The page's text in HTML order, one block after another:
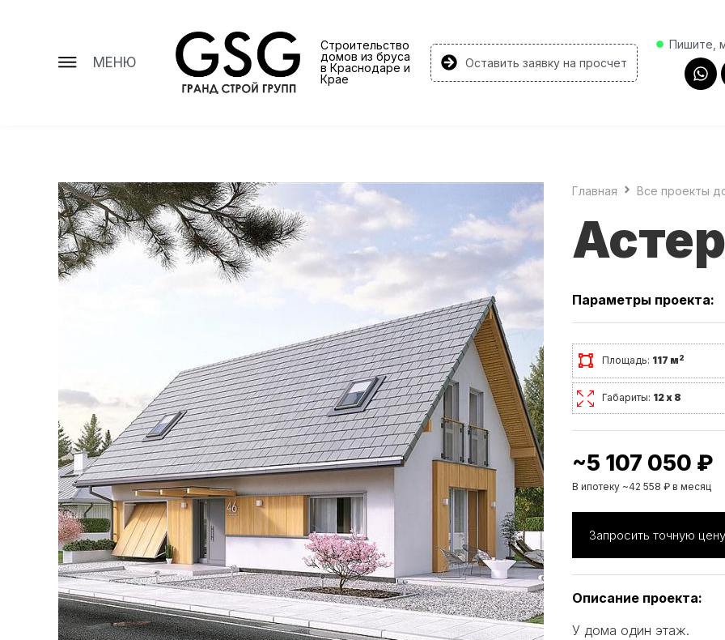
МЕНЮ
Строительство
домов из бруса
в Краснодаре и
Крае
Оставить заявку на просчет
Пишите,
Главная Все проекты
Параметры проекта:
Площадь: 117 м2
Габариты: 12 х 8
~5 107 050 ₽
В ипотеку ~42 558 ₽ в месяц
Запросить точную цену
Описание проекта:
У дома один этаж.